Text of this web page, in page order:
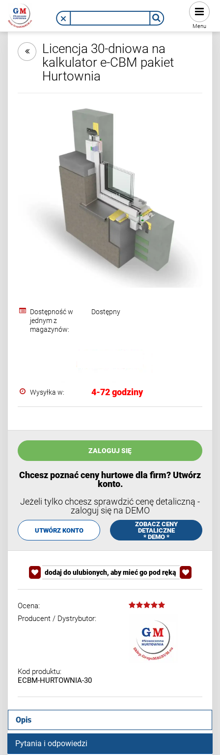
Menu
Licencja 30-dniowa na
kalkulator e-CBM pakiet
Hurtownia
Dostępność w
jednym z
magazynów:
Dostępny
Wysyłka w: 4-72 godziny
ZALOGUJ SIĘ
Chcesz poznać ceny hurtowe dla firm? Utwórz
konto.
Jeżeli tylko chcesz sprawdzić cenę detaliczną -
zaloguj się na DEMO
UTWÓRZ KONTO
ZOBACZ CENY
DETALICZNE
* DEMO *
dodaj do ulubionych, aby mieć go pod ręką
Ocena:
Producent / Dystrybutor:
Kod produktu:
ECBM-HURTOWNIA-30
Opis
Pytania i odpowiedzi